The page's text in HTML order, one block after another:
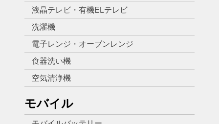
液晶テレビ・有機ELテレビ
洗濯機
電子レンジ・オーブンレンジ
食器洗い機
空気清浄機
モバイル